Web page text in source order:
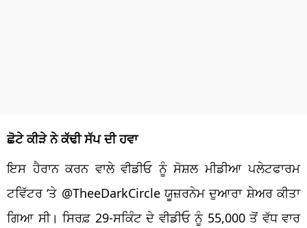
ਛੋਟੇ ਕੀੜੇ ਨੇ ਕੱਢੀ ਸੱਪ ਦੀ ਹਵਾ
ਇਸ ਹੈਰਾਨ ਕਰਨ ਵਾਲੇ ਵੀਡੀਓ ਨੂੰ ਸੋਸ਼ਲ ਮੀਡੀਆ ਪਲੇਟਫਾਰਮ
ਟਵਿੱਟਰ ‘ਤੇ @TheeDarkCircle ਯੂਜ਼ਰਨੇਮ ਦੁਆਰਾ ਸ਼ੇਅਰ ਕੀਤਾ
ਗਿਆ ਸੀ। ਸਿਰਫ਼ 29-ਸਕਿੰਟ ਦੇ ਵੀਡੀਓ ਨੂੰ 55,000 ਤੋਂ ਵੱਧ ਵਾਰ